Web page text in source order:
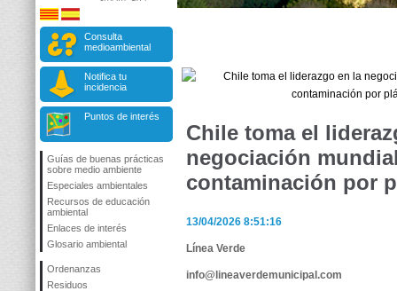
Consulta
medioambiental
Notifica tu
incidencia
Puntos de interés
Guías de buenas prácticas
sobre medio ambiente
Especiales ambientales
Recursos de educación
ambiental
Enlaces de interés
Glosario ambiental
Ordenanzas
Residuos
Chile toma el
negociación
contaminación por
13/04/2026 8:51:16
Línea Verde
info@lineaverdemunicipal.com